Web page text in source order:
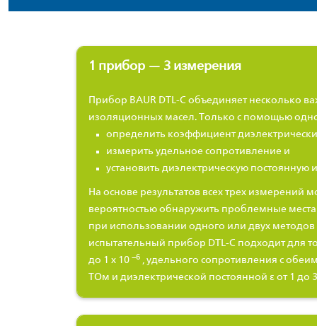
1 прибор — 3 измерения
Прибор BAUR DTL-C объединяет несколько
изоляционных масел. Только с помощью
определить коэффициент
измерить удельное сопротивление и
установить диэлектрическую
На основе результатов всех трех измерений
вероятностью обнаружить проблемные
при использовании одного или двух
испытательный прибор DTL-C подходит для
до 1 x 10 −6 , удельного сопротивления с
TОм и диэлектрической постоянной ε от 1 до